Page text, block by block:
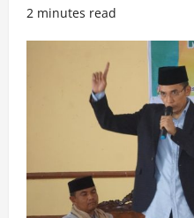
2 minutes read